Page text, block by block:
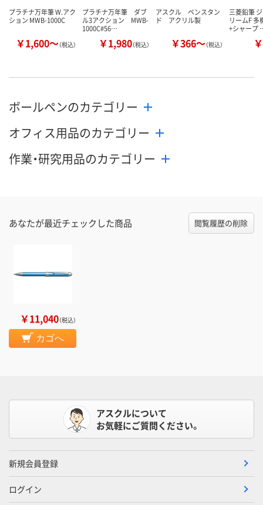
プラチナ万年筆 W.アク
ション MWB-1000C
￥1,600～（税込）
プラチナ万年筆 ダブ
ル3アクション MWB-
1000C#56…
￥1,980（税込）
アスクル ペンスタン
ド アクリル製
￥366～（税込）
三菱鉛筆
リームF 多
+シャープ
ボールペンのカテゴリー
オフィス用品のカテゴリー
作業・研究用品のカテゴリー
あなたが最近チェックした商品 閲覧履歴の削除
￥11,040（税込）
カゴへ
アスクルについて
お気軽にご質問ください。
新規会員登録
ログイン